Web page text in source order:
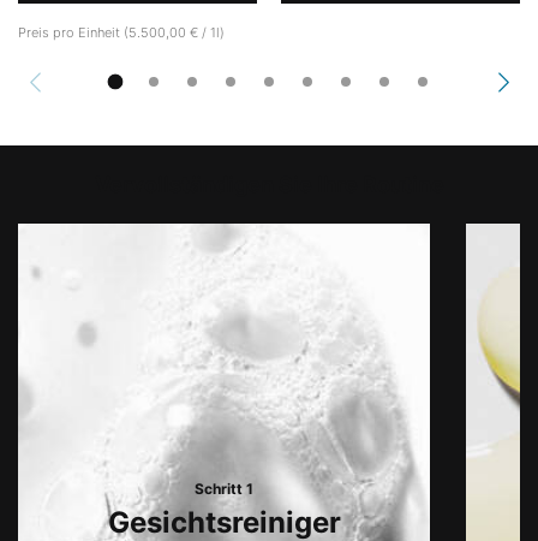
Preis pro Einheit (5.500,00 € / 1l)
Schritt 1
Gesichtsreiniger